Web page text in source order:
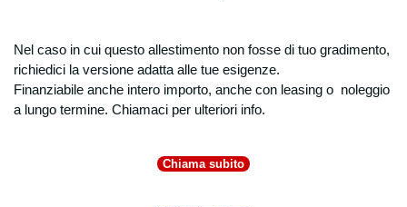
Nel caso in cui questo allestimento non fosse di tuo gradimento,
richiedici la versione adatta alle tue esigenze.
Finanziabile anche intero importo, anche con leasing o noleggio
a lungo termine. Chiamaci per ulteriori info.
Chiama subito